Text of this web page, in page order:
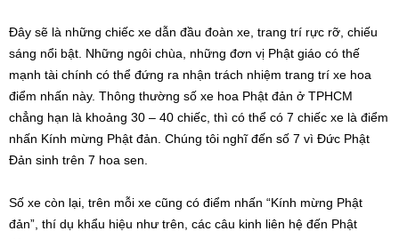
Đây sẽ là những chiếc xe dẫn đầu đoàn xe, trang trí rực rỡ, chiếu
sáng nổi bật. Những ngôi chùa, những đơn vị Phật giáo có thế
mạnh tài chính có thể đứng ra nhận trách nhiệm trang trí xe hoa
điểm nhấn này. Thông thường số xe hoa Phật đản ở TPHCM
chẳng hạn là khoảng 30 – 40 chiếc, thì có thể có 7 chiếc xe là điểm
nhấn Kính mừng Phật đản. Chúng tôi nghĩ đến số 7 vì Đức Phật
Đản sinh trên 7 hoa sen.
Số xe còn lại, trên mỗi xe cũng có điểm nhấn “Kính mừng Phật
đản”, thí dụ khẩu hiệu như trên, các câu kinh liên hệ đến Phật